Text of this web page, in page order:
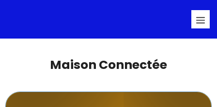
Maison Connectée